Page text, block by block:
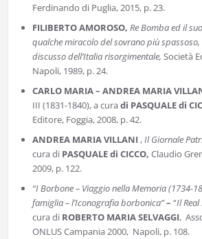
Ferdinando di Puglia, 2015, p. 23.
FILIBERTO AMOROSO, Re Bomba ed il
qualche miracolo del sovrano più spassoso,
discusso dell’Italia risorgimentale, Società
Napoli, 1989, p. 24.
CARLO MARIA – ANDREA MARIA
III (1831-1840), a curadi PASQUALE di
Editore, Foggia, 2008, p. 42.
ANDREA MARIA VILLANI ,Il Giornale
cura di PASQUALE di CICCO, Claudio
2009, p. 122.
“I Borbone – Viaggio nella Memoria (1734-
famiglia – l’Iconografia borbonica”– “Il
cura di ROBERTO MARIA SELVAGGI,
ONLUS Campania 2000, Napoli, p. 108.